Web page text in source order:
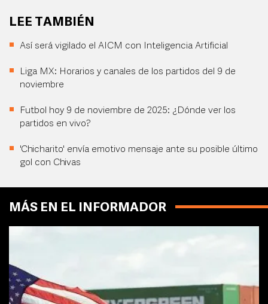
LEE TAMBIÉN
Así será vigilado el AICM con Inteligencia Artificial
Liga MX: Horarios y canales de los partidos del 9 de
noviembre
Futbol hoy 9 de noviembre de 2025: ¿Dónde ver los
partidos en vivo?
'Chicharito' envía emotivo mensaje ante su posible último
gol con Chivas
MÁS EN EL INFORMADOR